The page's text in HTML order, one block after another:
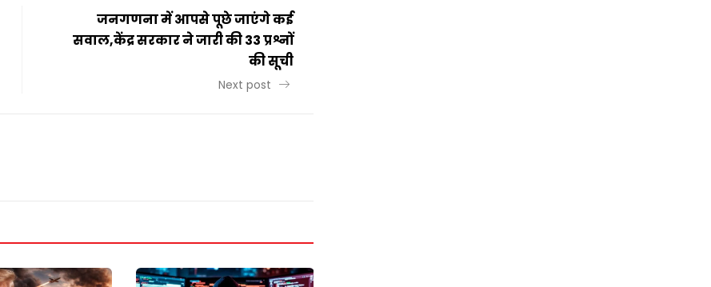
जनगणना में आपसे पूछे जाएंगे कई
सवाल,केंद्र सरकार ने जारी की 33 प्रश्नों
की सूची
Next post